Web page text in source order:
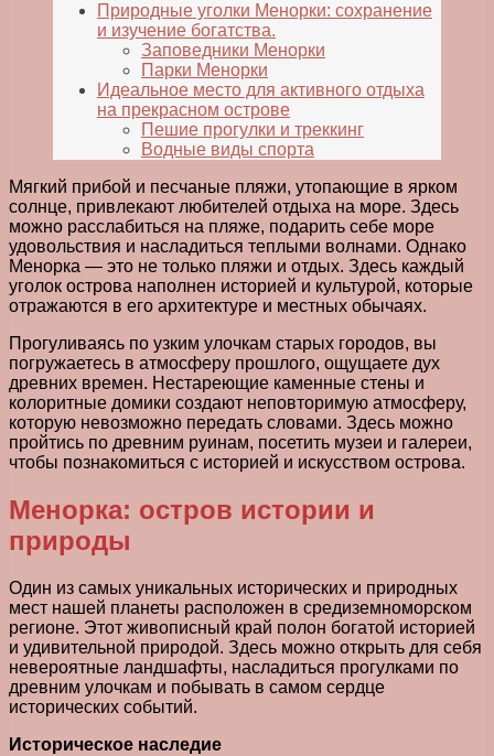
Природные уголки Менорки: сохранение
и изучение богатства.
Заповедники Менорки
Парки Менорки
Идеальное место для активного отдыха
на прекрасном острове
Пешие прогулки и треккинг
Водные виды спорта
Мягкий прибой и песчаные пляжи, утопающие в ярком
солнце, привлекают любителей отдыха на море. Здесь
можно расслабиться на пляже, подарить себе море
удовольствия и насладиться теплыми волнами. Однако
Менорка — это не только пляжи и отдых. Здесь каждый
уголок острова наполнен историей и культурой, которые
отражаются в его архитектуре и местных обычаях.
Прогуливаясь по узким улочкам старых городов, вы
погружаетесь в атмосферу прошлого, ощущаете дух
древних времен. Нестареющие каменные стены и
колоритные домики создают неповторимую атмосферу,
которую невозможно передать словами. Здесь можно
пройтись по древним руинам, посетить музеи и галереи,
чтобы познакомиться с историей и искусством острова.
Менорка: остров истории и
природы
Один из самых уникальных исторических и природных
мест нашей планеты расположен в средиземноморском
регионе. Этот живописный край полон богатой историей
и удивительной природой. Здесь можно открыть для себя
невероятные ландшафты, насладиться прогулками по
древним улочкам и побывать в самом сердце
исторических событий.
Историческое наследие